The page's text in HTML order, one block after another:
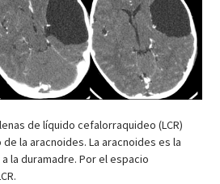
de líquido cefalorraquideo (LCR)
la aracnoides. La aracnoides es la
la duramadre. Por el espacio